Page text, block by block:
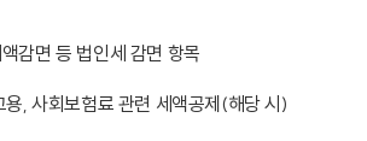
감면 등 법인세 감면 항목
, 사회보험료 관련 세액공제(해당 시)